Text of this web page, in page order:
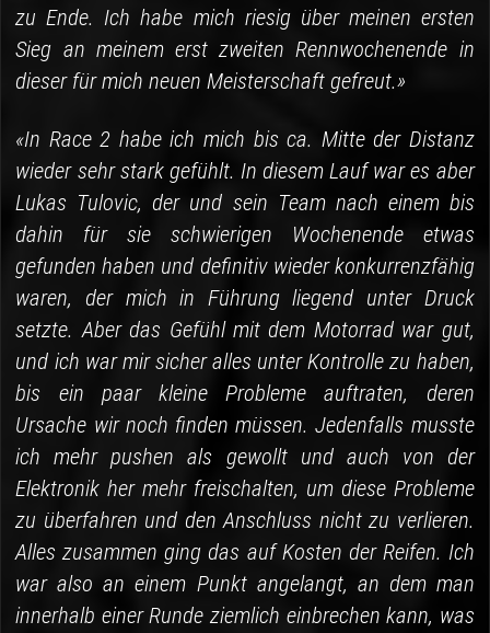
zu Ende. Ich habe mich riesig über meinen ersten
Sieg an meinem erst zweiten Rennwochenende in
dieser für mich neuen Meisterschaft gefreut.»
«In Race 2 habe ich mich bis ca. Mitte der Distanz
wieder sehr stark gefühlt. In diesem Lauf war es aber
Lukas Tulovic, der und sein Team nach einem bis
dahin für sie schwierigen Wochenende etwas
gefunden haben und definitiv wieder konkurrenzfähig
waren, der mich in Führung liegend unter Druck
setzte. Aber das Gefühl mit dem Motorrad war gut,
und ich war mir sicher alles unter Kontrolle zu haben,
bis ein paar kleine Probleme auftraten, deren
Ursache wir noch finden müssen. Jedenfalls musste
ich mehr pushen als gewollt und auch von der
Elektronik her mehr freischalten, um diese Probleme
zu überfahren und den Anschluss nicht zu verlieren.
Alles zusammen ging das auf Kosten der Reifen. Ich
war also an einem Punkt angelangt, an dem man
innerhalb einer Runde ziemlich einbrechen kann, was